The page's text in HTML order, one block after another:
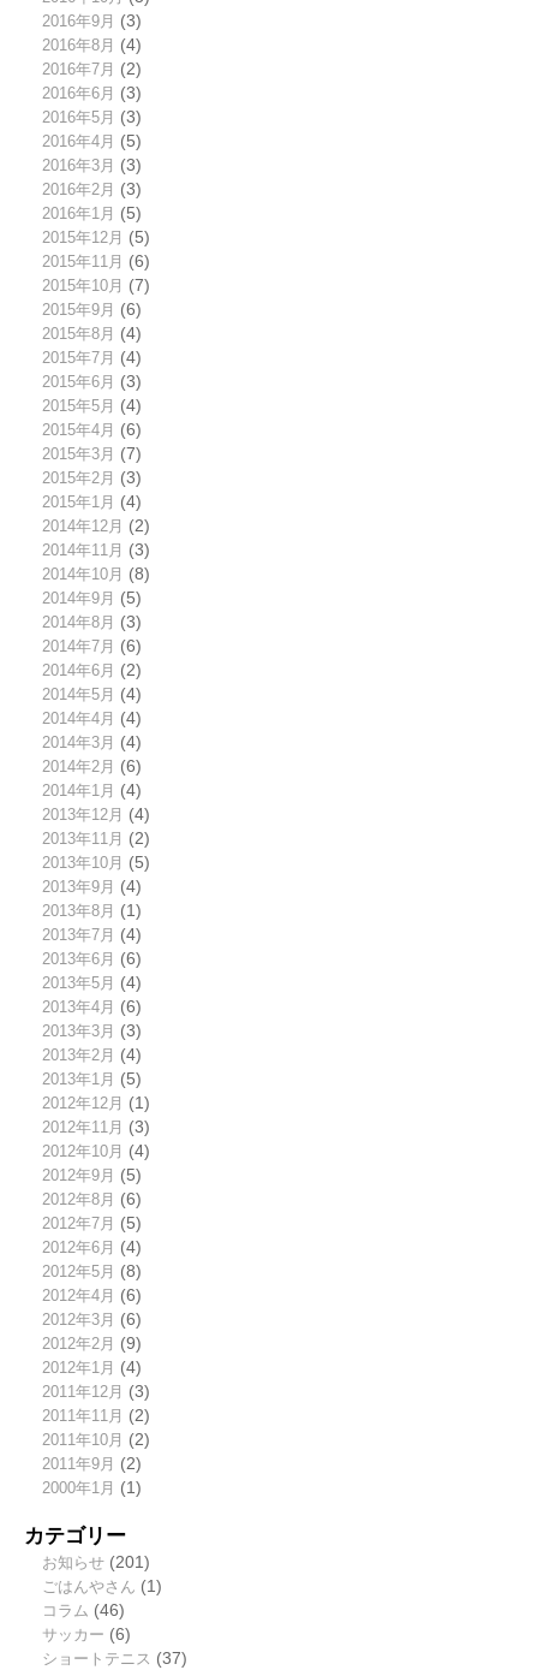
2016年9月 (3)
2016年8月 (4)
2016年7月 (2)
2016年6月 (3)
2016年5月 (3)
2016年4月 (5)
2016年3月 (3)
2016年2月 (3)
2016年1月 (5)
2015年12月 (5)
2015年11月 (6)
2015年10月 (7)
2015年9月 (6)
2015年8月 (4)
2015年7月 (4)
2015年6月 (3)
2015年5月 (4)
2015年4月 (6)
2015年3月 (7)
2015年2月 (3)
2015年1月 (4)
2014年12月 (2)
2014年11月 (3)
2014年10月 (8)
2014年9月 (5)
2014年8月 (3)
2014年7月 (6)
2014年6月 (2)
2014年5月 (4)
2014年4月 (4)
2014年3月 (4)
2014年2月 (6)
2014年1月 (4)
2013年12月 (4)
2013年11月 (2)
2013年10月 (5)
2013年9月 (4)
2013年8月 (1)
2013年7月 (4)
2013年6月 (6)
2013年5月 (4)
2013年4月 (6)
2013年3月 (3)
2013年2月 (4)
2013年1月 (5)
2012年12月 (1)
2012年11月 (3)
2012年10月 (4)
2012年9月 (5)
2012年8月 (6)
2012年7月 (5)
2012年6月 (4)
2012年5月 (8)
2012年4月 (6)
2012年3月 (6)
2012年2月 (9)
2012年1月 (4)
2011年12月 (3)
2011年11月 (2)
2011年10月 (2)
2011年9月 (2)
2000年1月 (1)
カテゴリー
お知らせ(201)
ごはんやさん (1)
コラム (46)
サッカー (6)
ショートテニス (37)